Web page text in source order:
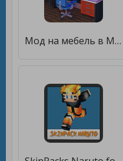
Мод на мебель в Minecraft PE [Premium]